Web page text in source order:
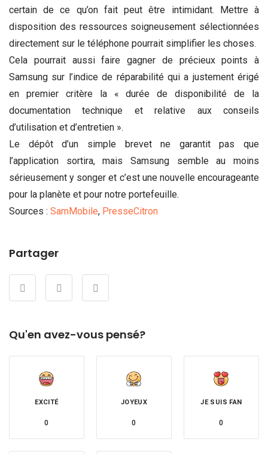
certain de ce qu’on fait peut être intimidant. Mettre à
disposition des ressources soigneusement sélectionnées
directement sur le téléphone pourrait simplifier les choses.
Cela pourrait aussi faire gagner de précieux points à
Samsung sur l’indice de réparabilité qui a justement érigé
en premier critère la « durée de disponibilité de la
documentation technique et relative aux conseils
d’utilisation et d’entretien ».
Le dépôt d’un simple brevet ne garantit pas que
l’application sortira, mais Samsung semble au moins
sérieusement y songer et c’est une nouvelle encourageante
pour la planète et pour notre portefeuille.
Sources : SamMobile, PresseCitron
Partager
Qu'en avez-vous pensé?
EXCITÉ
0
JOYEUX
0
JE SUIS FAN
0